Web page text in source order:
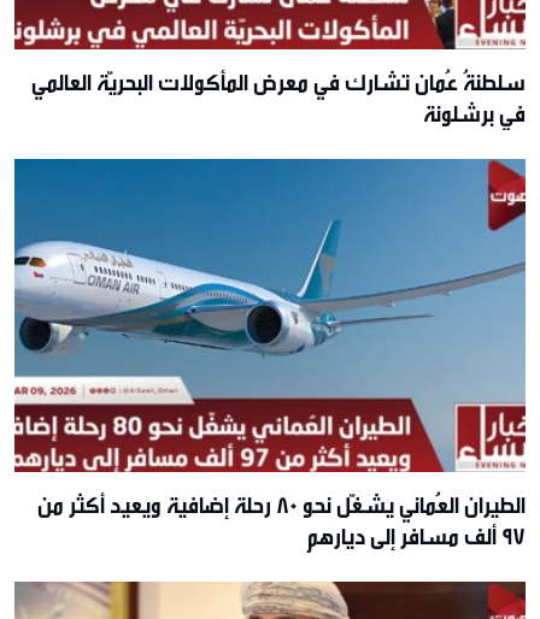
سلطنةُ عُمان تشارك في معرض المأكولات البحريّة العالمي
في برشلونة
الطيران العُماني يشغّل نحو 80 رحلة إضافية ويعيد أكثر من
97 ألف مسافر إلى ديارهم